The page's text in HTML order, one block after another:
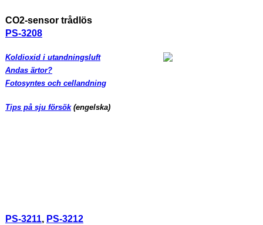
CO2-sensor trådlös
PS-3208
Koldioxid i utandningsluft
Andas ärtor?
Fotosyntes och cellandning
Tips på sju försök(engelska)
PS-3211, PS-3212